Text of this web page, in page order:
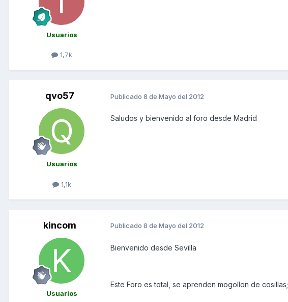
Usuarios
1,7k
qvo57
Usuarios
1,1k
Publicado 8 de Mayo del 2012
Saludos y bienvenido al foro desde Madrid
kincom
Usuarios
Publicado 8 de Mayo del 2012
Bienvenido desde Sevilla
Este Foro es total, se aprenden mogollon de cosillas;